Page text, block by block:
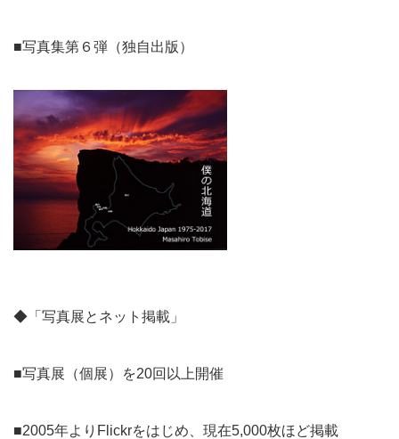
■写真集第６弾（独自出版）
◆「写真展とネット掲載」
■写真展（個展）を20回以上開催
■2005年よりFlickrをはじめ、現在5,000枚ほど掲載